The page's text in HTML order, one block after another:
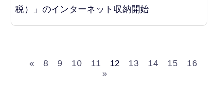
税）」のインターネット収納開始
« 8 9 10 11 12 13 14 15
16
»